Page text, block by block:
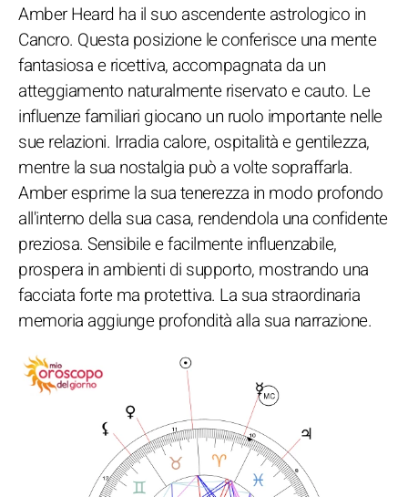
Amber Heard ha il suo ascendente astrologico in
Cancro. Questa posizione le conferisce una mente
fantasiosa e ricettiva, accompagnata da un
atteggiamento naturalmente riservato e cauto. Le
influenze familiari giocano un ruolo importante nelle
sue relazioni. Irradia calore, ospitalità e gentilezza,
mentre la sua nostalgia può a volte sopraffarla.
Amber esprime la sua tenerezza in modo profondo
all'interno della sua casa, rendendola una confidente
preziosa. Sensibile e facilmente influenzabile,
prospera in ambienti di supporto, mostrando una
facciata forte ma protettiva. La sua straordinaria
memoria aggiunge profondità alla sua narrazione.